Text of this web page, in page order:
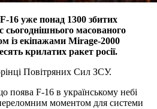
16 уже понад 1300 збитих
сьогоднішнього масованого
із екіпажами Mirage-2000
крилатих ракет росії.
Повітряних Сил ЗСУ.
поява F-16 в українському небі
моментом для системи